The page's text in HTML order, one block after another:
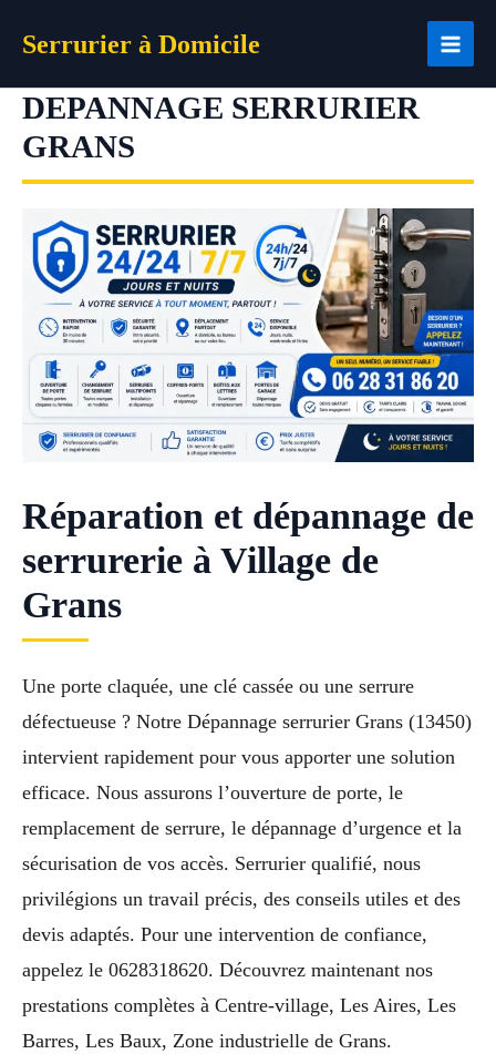
Serrurier à Domicile
DEPANNAGE SERRURIER
GRANS
Réparation et dépannage de
serrurerie à Village de
Grans
Une porte claquée, une clé cassée ou une serrure
défectueuse ? Notre Dépannage serrurier Grans (13450)
intervient rapidement pour vous apporter une solution
efficace. Nous assurons l’ouverture de porte, le
remplacement de serrure, le dépannage d’urgence et la
sécurisation de vos accès. Serrurier qualifié, nous
privilégions un travail précis, des conseils utiles et des
devis adaptés. Pour une intervention de confiance,
appelez le 0628318620. Découvrez maintenant nos
prestations complètes à Centre-village, Les Aires, Les
Barres, Les Baux, Zone industrielle de Grans.